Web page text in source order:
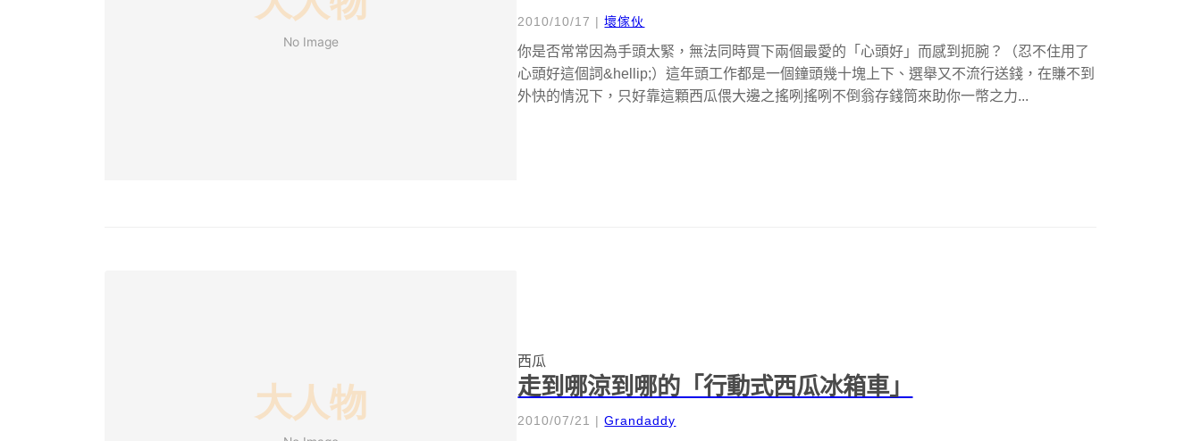
2010/10/17 |壞傢伙
你是否常常因為手頭太緊，無法同時買下兩個最愛的「心頭好」而感到扼腕？（忍不住用了
心頭好這個詞&hellip;）這年頭工作都是一個鐘頭幾十塊上下、選舉又不流行送錢，在賺不到
外快的情況下，只好靠這顆西瓜偎大邊之搖咧搖咧不倒翁存錢筒來助你一幣之力...
西瓜
走到哪涼到哪的「行動式西瓜冰箱車」
2010/07/21 |Grandaddy